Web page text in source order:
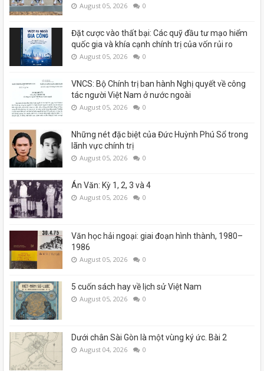
August 05, 2026 0
Đặt cược vào thất bại: Các quỹ đầu tư mạo hiểm
quốc gia và khía cạnh chính trị của vốn rủi ro
August 05, 2026 0
VNCS: Bộ Chính trị ban hành Nghị quyết về công
tác người Việt Nam ở nước ngoài
August 05, 2026 0
Những nét đặc biệt của Đức Huỳnh Phú Sổ trong
lãnh vực chính trị
August 05, 2026 0
Án Văn: Kỳ 1, 2, 3 và 4
August 05, 2026 0
Văn học hải ngoại: giai đoạn hình thành, 1980–
1986
August 05, 2026 0
5 cuốn sách hay về lịch sử Việt Nam
August 05, 2026 0
Dưới chân Sài Gòn là một vùng ký ức. Bài 2
August 04, 2026 0